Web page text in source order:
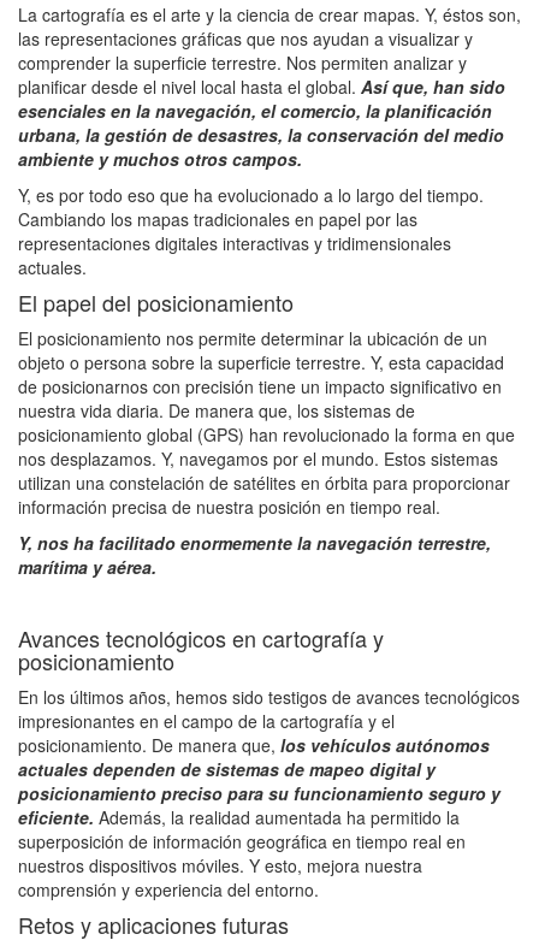
La cartografía es el arte y la ciencia de crear mapas. Y, éstos son,
las representaciones gráficas que nos ayudan a visualizar y
comprender la superficie terrestre. Nos permiten analizar y
planificar desde el nivel local hasta el global. Así que, han sido
esenciales en la navegación, el comercio, la planificación
urbana, la gestión de desastres, la conservación del medio
ambiente y muchos otros campos.
Y, es por todo eso que ha evolucionado a lo largo del tiempo.
Cambiando los mapas tradicionales en papel por las
representaciones digitales interactivas y tridimensionales
actuales.
El papel del posicionamiento
El posicionamiento nos permite determinar la ubicación de un
objeto o persona sobre la superficie terrestre. Y, esta capacidad
de posicionarnos con precisión tiene un impacto significativo en
nuestra vida diaria. De manera que, los sistemas de
posicionamiento global (GPS) han revolucionado la forma en que
nos desplazamos. Y, navegamos por el mundo. Estos sistemas
utilizan una constelación de satélites en órbita para proporcionar
información precisa de nuestra posición en tiempo real.
Y, nos ha facilitado enormemente la navegación terrestre,
marítima y aérea.
Avances tecnológicos en cartografía y
posicionamiento
En los últimos años, hemos sido testigos de avances tecnológicos
impresionantes en el campo de la cartografía y el
posicionamiento. De manera que, los vehículos autónomos
actuales dependen de sistemas de mapeo digital y
posicionamiento preciso para su funcionamiento seguro y
eficiente. Además, la realidad aumentada ha permitido la
superposición de información geográfica en tiempo real en
nuestros dispositivos móviles. Y esto, mejora nuestra
comprensión y experiencia del entorno.
Retos y aplicaciones futuras